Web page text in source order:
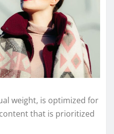
weight, is optimized for
that is prioritized